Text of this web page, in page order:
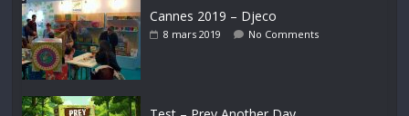
Cannes 2019 – Djeco
8 mars 2019 No Comments